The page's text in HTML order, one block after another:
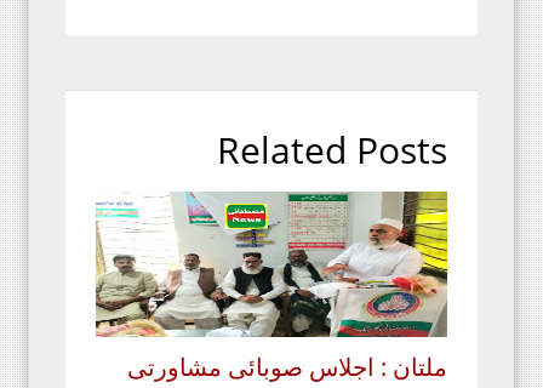
Related Posts
ملتان : اجلاس صوبائی مشاورتی